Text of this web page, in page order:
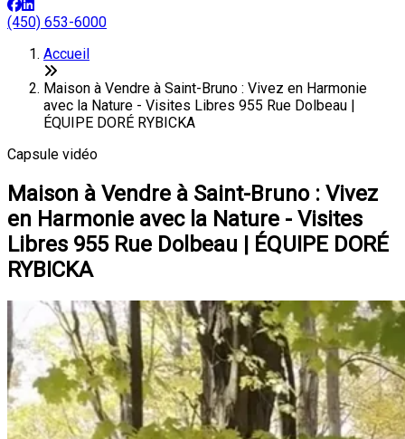
(450) 653-6000
Accueil
Maison à Vendre à Saint-Bruno : Vivez en Harmonie
avec la Nature - Visites Libres 955 Rue Dolbeau |
ÉQUIPE DORÉ RYBICKA
Capsule vidéo
Maison à Vendre à Saint-Bruno : Vivez
en Harmonie avec la Nature - Visites
Libres 955 Rue Dolbeau | ÉQUIPE DORÉ
RYBICKA